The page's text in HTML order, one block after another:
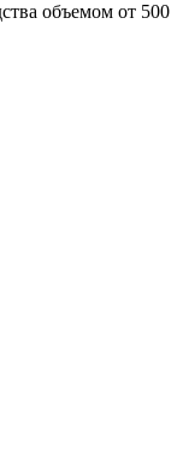
объемом от 500